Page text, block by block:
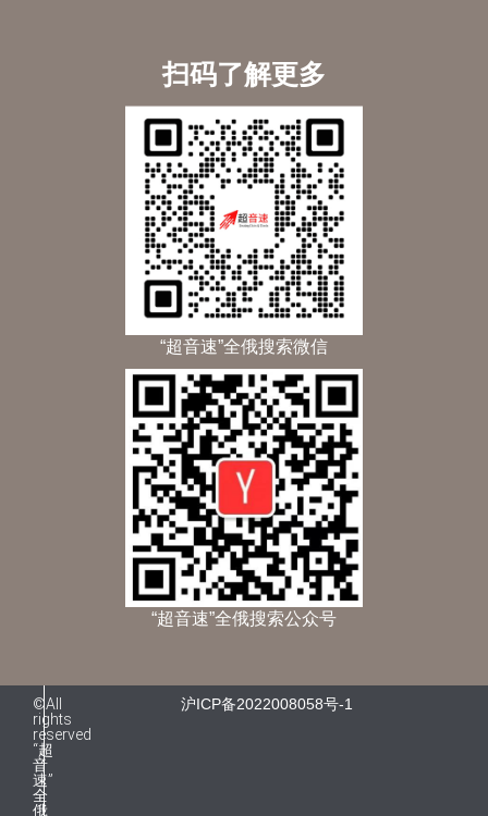
扫码了解更多
“超音速”全俄搜索微信
“超音速”全俄搜索公众号
©All
rights
reserved
“超
音
速”
全
俄
沪ICP备2022008058号-1